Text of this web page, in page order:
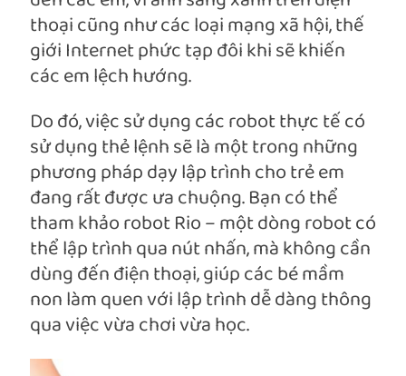
thoại cũng như các loại mạng xã hội, thế
giới Internet phức tạp đôi khi sẽ khiến
các em lệch hướng.
Do đó, việc sử dụng các robot thực tế có
sử dụng thẻ lệnh sẽ là một trong những
phương pháp dạy lập trình cho trẻ em
đang rất được ưa chuộng. Bạn có thể
tham khảo robot Rio – một dòng robot có
thể lập trình qua nút nhấn, mà không cần
dùng đến điện thoại, giúp các bé mầm
non làm quen với lập trình dễ dàng thông
qua việc vừa chơi vừa học.